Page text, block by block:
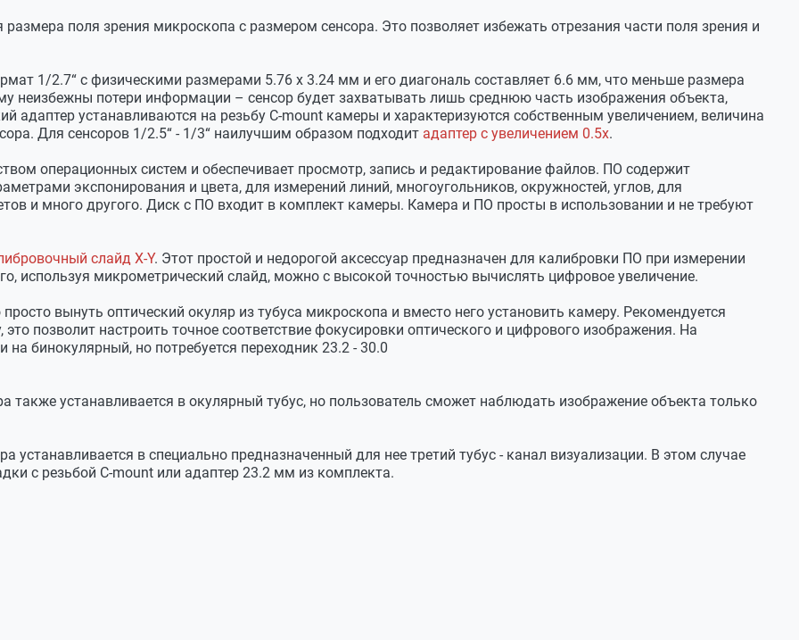
поля зрения микроскопа с размером сенсора. Это позволяет избежать отрезания части поля зрения и
1/2.7“ с физическими размерами 5.76 x 3.24 мм и его диагональ составляет 6.6 мм, что меньше размера
неизбежны потери информации – сенсор будет захватывать лишь среднюю часть изображения объекта,
адаптер устанавливаются на резьбу С-mount камеры и характеризуются собственным увеличением, величина
Для сенсоров 1/2.5“ - 1/3“ наилучшим образом подходит адаптер с увеличением 0.5х.
операционных систем и обеспечивает просмотр, запись и редактирование файлов. ПО содержит
экспонирования и цвета, для измерений линий, многоугольников, окружностей, углов, для
и много другого. Диск с ПО входит в комплект камеры. Камера и ПО просты в использовании и не требуют
слайд X-Y. Этот простой и недорогой аксессуар предназначен для калибровки ПО при измерении
используя микрометрический слайд, можно с высокой точностью вычислять цифровое увеличение.
вынуть оптический окуляр из тубуса микроскопа и вместо него установить камеру. Рекомендуется
позволит настроить точное соответствие фокусировки оптического и цифрового изображения. На
бинокулярный, но потребуется переходник 23.2 - 30.0
также устанавливается в окулярный тубус, но пользователь сможет наблюдать изображение объекта только
устанавливается в специально предназначенный для нее третий тубус - канал визуализации. В этом случае
с резьбой С-mount или адаптер 23.2 мм из комплекта.